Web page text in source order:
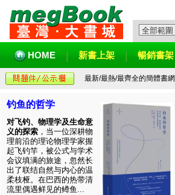
HOME 新書上架 暢銷書架
最新/最熱/最齊全的簡體書網
钓鱼的哲学
对飞钓、物理学及生命意
义的探索 ，当一位深耕物
理前沿的理论物理学家握
起飞钓竿，被公式与学术
会议填满的旅途，忽然长
出了联结自然与内心的温
柔枝桠。在巴西的热带清
流里偶遇鲜见的鳟鱼...